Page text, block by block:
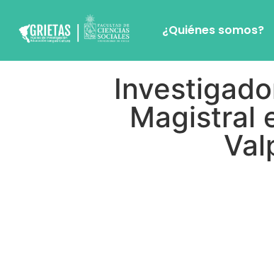
¿Quiénes somos?
Magistral